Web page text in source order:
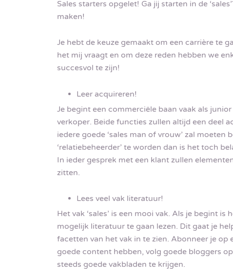
Sales starters opgelet! Ga jij starten in de
maken!
Je hebt de keuze gemaakt om een carrière te
het mij vraagt en om deze reden hebben we
succesvol te zijn!
Leer acquireren!
Je begint een commerciële baan vaak als
verkoper. Beide functies zullen altijd een deel
iedere goede ‘sales man of vrouw’ zal
‘relatiebeheerder’ te worden dan is het toch
In ieder gesprek met een klant zullen
zitten.
Lees veel vak literatuur!
Het vak ‘sales’ is een mooi vak. Als je begint
mogelijk literatuur te gaan lezen. Dit gaat je
facetten van het vak in te zien. Abonneer je
goede content hebben, volg goede bloggers
steeds goede vakbladen te krijgen.